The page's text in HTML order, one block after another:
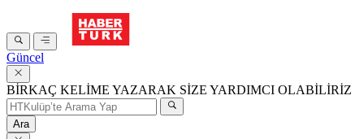
Güncel
BİRKAÇ KELİME YAZARAK SİZE YARDIMCI OLABİLİRİZ
Ara